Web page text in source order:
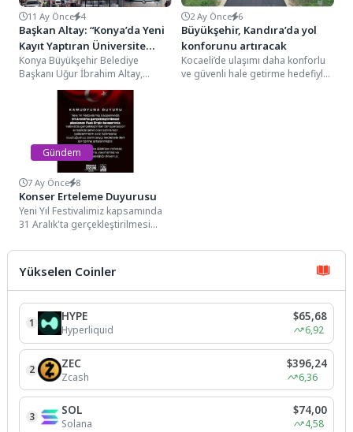
11 Ay Önce 4
Başkan Altay: “Konya’da Yeni
Kayıt Yaptıran Üniversite
Öğrencileri Toplu Ulaşımdan
10 Gün Ücretsiz
Faydalanıyor”
Konya Büyükşehir Belediye
Başkanı Uğur İbrahim Altay,
üniversite öğrenimi için Konya’yı
tercih eden öğrencilere birçok...
2 Ay Önce 6
Büyükşehir, Kandıra’da yol
konforunu artıracak
Kocaeli’de ulaşımı daha konforlu
ve güvenli hale getirme hedefiyle
Gündem
7 Ay Önce 8
Konser Erteleme Duyurusu
Yeni Yıl Festivalimiz kapsamında
31 Aralık'ta gerçekleştirilmesi
Yalova’da gerçekleştirilen bir
operasyon...
Yükselen Coinler
1 HYPE
Hyperliquid
$65,68
6,92
2 ZEC
Zcash
$396,24
6,36
3 SOL
Solana
$74,00
4,58